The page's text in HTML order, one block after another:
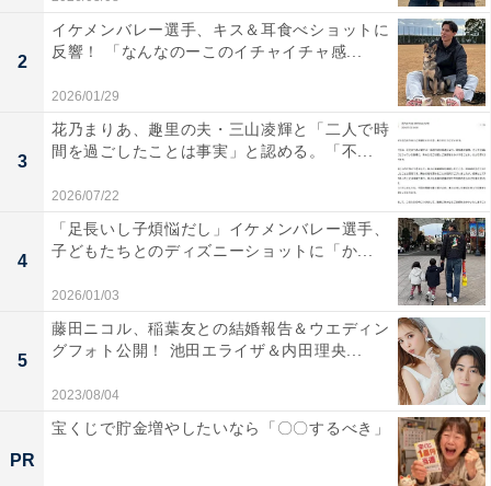
2
イケメンバレー選手、キス＆耳食べショットに
反響！ 「なんなのーこのイチャイチャ感...
2026/01/29
3
花乃まりあ、趣里の夫・三山凌輝と「二人で時
間を過ごしたことは事実」と認める。「不...
2026/07/22
4
「足長いし子煩悩だし」イケメンバレー選手、
子どもたちとのディズニーショットに「か...
2026/01/03
5
藤田ニコル、稲葉友との結婚報告＆ウエディン
グフォト公開！ 池田エライザ＆内田理央...
2023/08/04
PR
宝くじで貯金増やしたいなら「〇〇するべき」